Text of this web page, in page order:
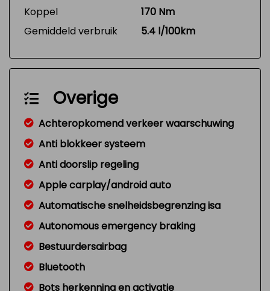
Koppel
170 Nm
Gemiddeld verbruik
5.4 l/100km
Overige
Achteropkomend verkeer waarschuwing
Anti blokkeer systeem
Anti doorslip regeling
Apple carplay/android auto
Automatische snelheidsbegrenzing isa
Autonomous emergency braking
Bestuurdersairbag
Bluetooth
Bots herkenning en activatie